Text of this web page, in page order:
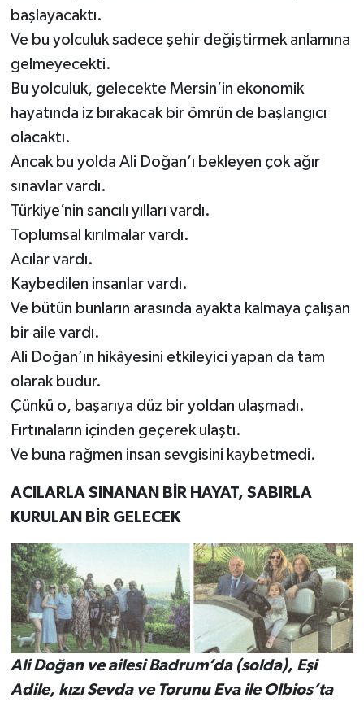
başlayacaktı.
Ve bu yolculuk sadece şehir değiştirmek anlamına
gelmeyecekti.
Bu yolculuk, gelecekte Mersin’in ekonomik
hayatında iz bırakacak bir ömrün de başlangıcı
olacaktı.
Ancak bu yolda Ali Doğan’ı bekleyen çok ağır
sınavlar vardı.
Türkiye’nin sancılı yılları vardı.
Toplumsal kırılmalar vardı.
Acılar vardı.
Kaybedilen insanlar vardı.
Ve bütün bunların arasında ayakta kalmaya çalışan
bir aile vardı.
Ali Doğan’ın hikâyesini etkileyici yapan da tam
olarak budur.
Çünkü o, başarıya düz bir yoldan ulaşmadı.
Fırtınaların içinden geçerek ulaştı.
Ve buna rağmen insan sevgisini kaybetmedi.
ACILARLA SINANAN BİR HAYAT, SABIRLA
KURULAN BİR GELECEK
Ali Doğan ve ailesi Badrum’da (solda), Eşi
Adile, kızı Sevda ve Torunu Eva ile Olbios’ta